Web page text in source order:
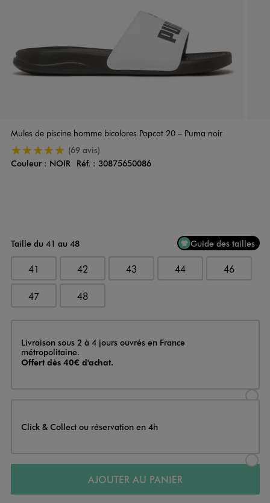
Mules de piscine homme bicolores Popcat 20 – Puma noir
5/5 de moyenne(69 avis)
Couleur
Couleur : NOIR Réf. : 30875650086
Taille du 41 au 48 Guide des tailles
41 42 43 44 46
47 48
Livraison
Livraison sous 2 à 4 jours ouvrés en France
métropolitaine.
Offert dès 40€ d'achat.
Click & Collect ou réservation en 4h
AJOUTER AU PANIER